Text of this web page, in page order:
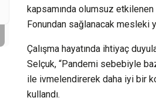
kapsamında olumsuz
Fonundan sağlanacak mesleki
Çalışma hayatında ihtiyaç
Selçuk, “Pandemi sebebiyle
ile ivmelendirerek daha iyi bir
kullandı.